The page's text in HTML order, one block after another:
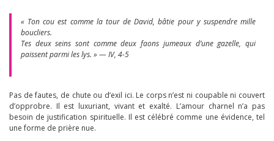
« Ton cou est comme la tour de David, bâtie pour y suspendre mille
boucliers.
Tes deux seins sont comme deux faons jumeaux d’une gazelle, qui
paissent parmi les lys. » — IV, 4-5
Pas de fautes, de chute ou d’exil ici. Le corps n’est ni coupable ni couvert
d’opprobre. Il est luxuriant, vivant et exalté. L’amour charnel n’a pas
besoin de justification spirituelle. Il est célébré comme une évidence, tel
une forme de prière nue.